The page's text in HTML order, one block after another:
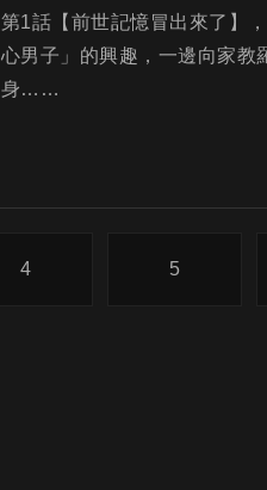
第1話【前世記憶冒出來了】
心男子」的興趣，一邊向家教
身……
4 5